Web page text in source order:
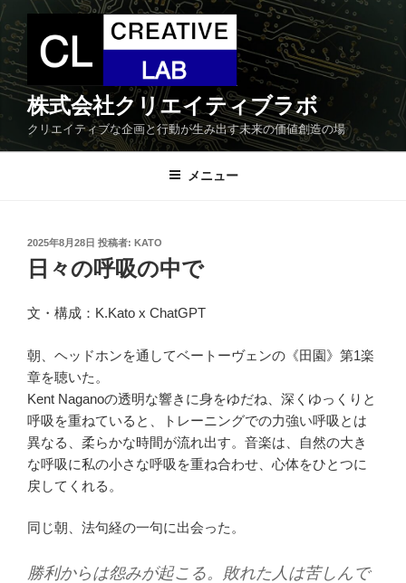
コ
ン
テ
ン
ツ
株式会社クリエイティブラボ
クリエイティブな企画と行動が生み出す未来の価値創造の場
メニュー
投
稿
日:
2025年8月28日 投稿者: KATO
日々の呼吸の中で
文・構成：K.Kato x ChatGPT
朝、ヘッドホンを通してベートーヴェンの《田園》第1楽
章を聴いた。
Kent Naganoの透明な響きに身をゆだね、深くゆっくりと
呼吸を重ねていると、トレーニングでの力強い呼吸とは
異なる、柔らかな時間が流れ出す。音楽は、自然の大き
な呼吸に私の小さな呼吸を重ね合わせ、心体をひとつに
戻してくれる。
同じ朝、法句経の一句に出会った。
勝利からは怨みが起こる。敗れた人は苦しんで